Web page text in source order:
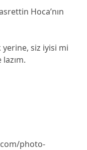
Hoca’nın
yerine, siz iyisi mi
photo-